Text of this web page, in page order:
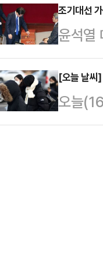
"직무
분류되
표명하
매체에
나(22)
나는
살 아
된 총
있는
조기대선
윤석열
기 대
해지고
측이다
심 선
[오늘 날씨
오늘
남 등